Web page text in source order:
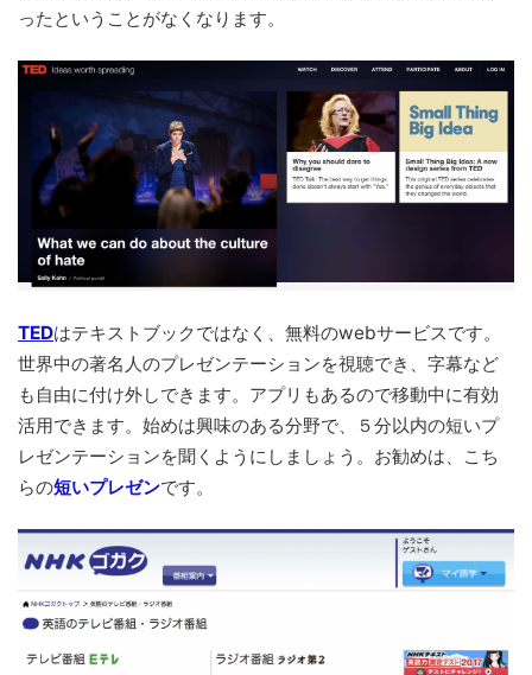
ったということがなくなります。
TEDはテキストブックではなく、無料のwebサービスです。
世界中の著名人のプレゼンテーションを視聴でき、字幕など
も自由に付け外しできます。アプリもあるので移動中に有効
活用できます。始めは興味のある分野で、５分以内の短いプ
レゼンテーションを聞くようにしましょう。お勧めは、こち
らの短いプレゼンです。